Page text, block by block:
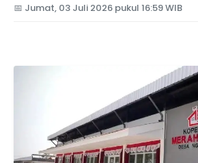
📅 Jumat, 03 Juli 2026 pukul 16:59 WIB